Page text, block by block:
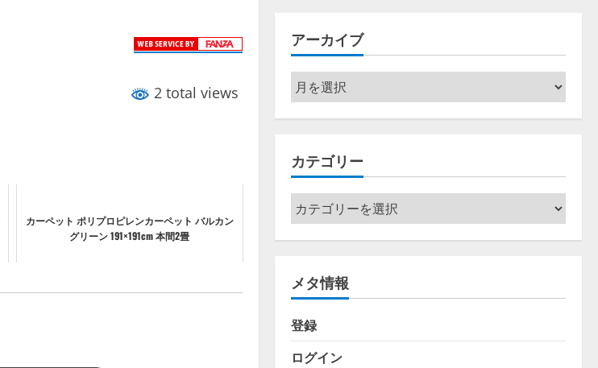
2 total views
カーペット ポリプロピレンカーペット バルカン
グリーン 191×191cm 本間2畳
アーカイブ
ア
ー
カ
ブ
カテゴリー
カ
テ
ゴ
ー
メタ情報
登録
ログイン